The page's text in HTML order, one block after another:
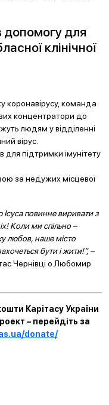
допомогу для
клінічної
коронавірусу, команда
концентратори до
людям у відділенні
вірус.
для підтримки імунітету
за недужих місцевої
повинне виривати з
Коли ми спільно –
любов, наше місто
бути і жити!”,–
Чернівці о.Любомир
Карітасу України
– перейдіть за
donate/